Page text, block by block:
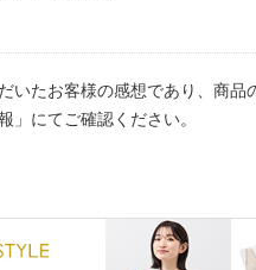
いたお客様の感想であり、商
」にてご確認ください。